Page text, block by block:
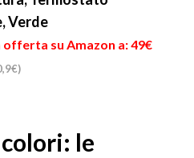
Verde
offerta su Amazon a: 49€
le